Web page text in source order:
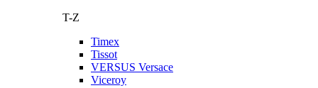
T-Z
Timex
Tissot
VERSUS Versace
Viceroy